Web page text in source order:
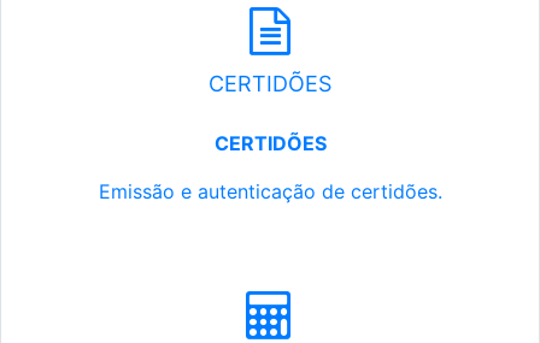
CERTIDÕES
CERTIDÕES
Emissão e autenticação de certidões.